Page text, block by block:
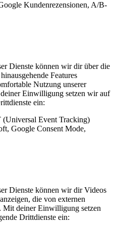
Kundenrezensionen, A/B-
Dienste können wir dir über die
Features
Nutzung unserer
Einwilligung setzen wir auf
ein:
Event Tracking)
Google Consent Mode,
Dienste können wir dir Videos
die von externen
Mit deiner Einwilligung setzen
Drittdienste ein: